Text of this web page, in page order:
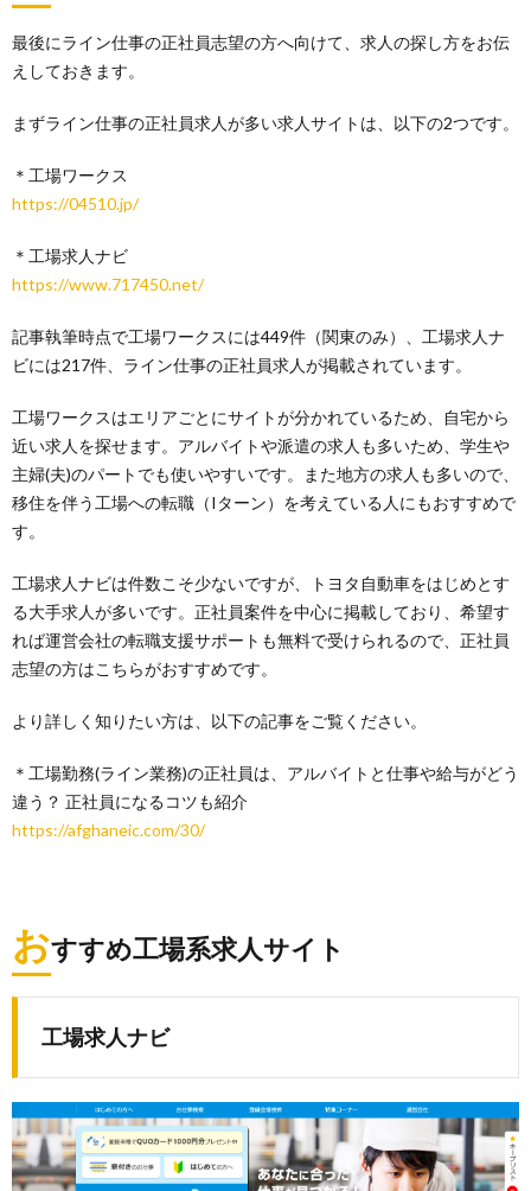
最後にライン仕事の正社員志望の方へ向けて、求人の探し方をお伝
えしておきます。
まずライン仕事の正社員求人が多い求人サイトは、以下の2つです。
＊工場ワークス
https://04510.jp/
＊工場求人ナビ
https://www.717450.net/
記事執筆時点で工場ワークスには449件（関東のみ）、工場求人ナ
ビには217件、ライン仕事の正社員求人が掲載されています。
工場ワークスはエリアごとにサイトが分かれているため、自宅から
近い求人を探せます。アルバイトや派遣の求人も多いため、学生や
主婦(夫)のパートでも使いやすいです。また地方の求人も多いので、
移住を伴う工場への転職（Iターン）を考えている人にもおすすめで
す。
工場求人ナビは件数こそ少ないですが、トヨタ自動車をはじめとす
る大手求人が多いです。正社員案件を中心に掲載しており、希望す
れば運営会社の転職支援サポートも無料で受けられるので、正社員
志望の方はこちらがおすすめです。
より詳しく知りたい方は、以下の記事をご覧ください。
＊工場勤務(ライン業務)の正社員は、アルバイトと仕事や給与がどう
違う？ 正社員になるコツも紹介
https://afghaneic.com/30/
おすすめ工場系求人サイト
工場求人ナビ